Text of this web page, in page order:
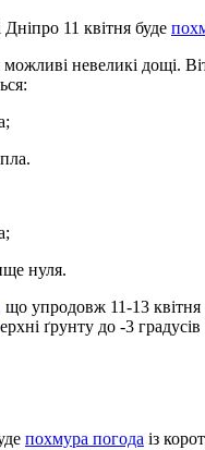
Дніпро 11 квітня буде
невеликі дощі.
нуля.
що упродовж 11-13 квітня
ґрунту до -3
похмура погода із